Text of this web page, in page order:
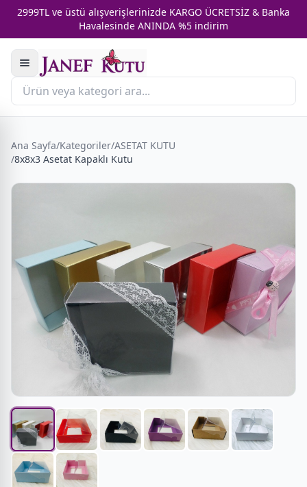
2999TL ve üstü alışverişlerinizde KARGO ÜCRETSİZ & Banka
Havalesinde ANINDA %5 indirim
Ana Sayfa/Kategoriler/ASETAT KUTU
/8x8x3 Asetat Kapaklı Kutu